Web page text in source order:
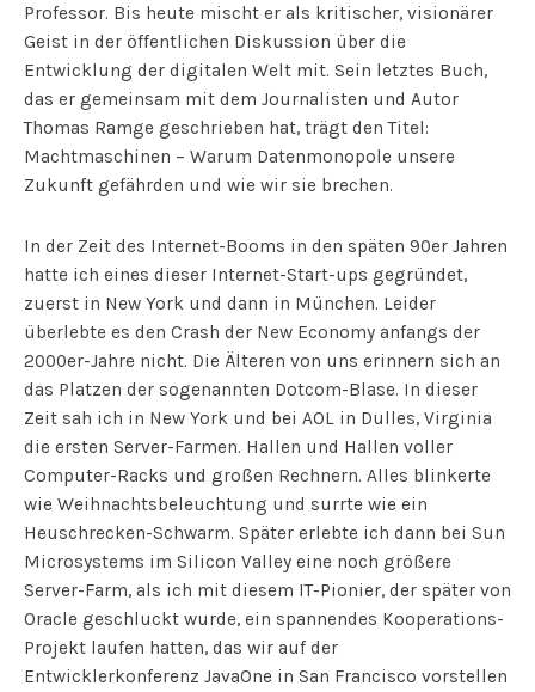
Professor. Bis heute mischt er als kritischer, visionärer
Geist in der öffentlichen Diskussion über die
Entwicklung der digitalen Welt mit. Sein letztes Buch,
das er gemeinsam mit dem Journalisten und Autor
Thomas Ramge geschrieben hat, trägt den Titel:
Machtmaschinen – Warum Datenmonopole unsere
Zukunft gefährden und wie wir sie brechen.
In der Zeit des Internet-Booms in den späten 90er Jahren
hatte ich eines dieser Internet-Start-ups gegründet,
zuerst in New York und dann in München. Leider
überlebte es den Crash der New Economy anfangs der
2000er-Jahre nicht. Die Älteren von uns erinnern sich an
das Platzen der sogenannten Dotcom-Blase. In dieser
Zeit sah ich in New York und bei AOL in Dulles, Virginia
die ersten Server-Farmen. Hallen und Hallen voller
Computer-Racks und großen Rechnern. Alles blinkerte
wie Weihnachtsbeleuchtung und surrte wie ein
Heuschrecken-Schwarm. Später erlebte ich dann bei Sun
Microsystems im Silicon Valley eine noch größere
Server-Farm, als ich mit diesem IT-Pionier, der später von
Oracle geschluckt wurde, ein spannendes Kooperations-
Projekt laufen hatten, das wir auf der
Entwicklerkonferenz JavaOne in San Francisco vorstellen